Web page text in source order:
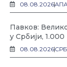
08.08.2026
Павков:
у Србији, 1.000
08.08.2026